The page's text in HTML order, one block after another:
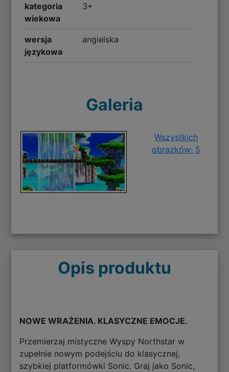
kategoria
wiekowa
3+
wersja
językowa
angielska
Galeria
Wszystkich
obrazków: 5
Opis produktu
NOWE WRAŻENIA. KLASYCZNE EMOCJE.
Przemierzaj mistyczne Wyspy Northstar w
zupełnie nowym podejściu do klasycznej,
szybkiej platformówki Sonic. Graj jako Sonic,